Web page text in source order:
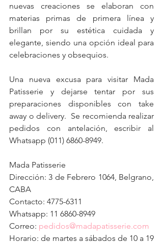
nuevas creaciones se elaboran con
materias primas de primera línea y
brillan por su estética cuidada y
elegante, siendo una opción ideal para
celebraciones y obsequios.
Una nueva excusa para visitar Mada
Patisserie y dejarse tentar por sus
preparaciones disponibles con take
away o delivery.  Se recomienda realizar
pedidos con antelación, escribir al
Whatsapp (011) 6860-8949.
Mada Patisserie
Dirección: 3 de Febrero 1064, Belgrano,
CABA
Contacto: 4775-6311
Whatsapp: 11 6860-8949
Correo: pedidos@madapatisserie.com
Horario: de martes a sábados de 10 a 19